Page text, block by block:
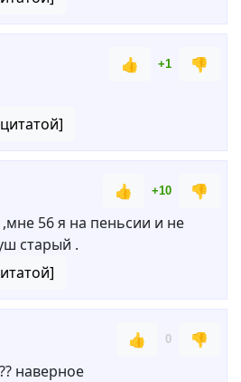
👍 +1
👎
👍 +10
👎
56 я на пеньсии и не
старый .
👍 0
👎
наверное